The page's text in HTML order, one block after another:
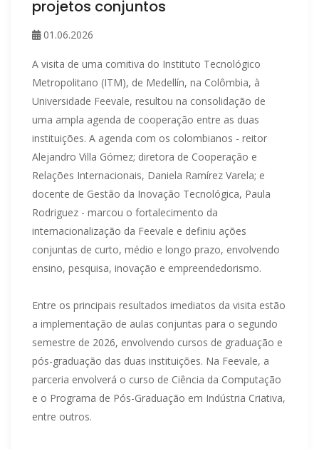
projetos conjuntos
01.06.2026
A visita de uma comitiva do Instituto Tecnológico
Metropolitano (ITM), de Medellín, na Colômbia, à
Universidade Feevale, resultou na consolidação de
uma ampla agenda de cooperação entre as duas
instituições. A agenda com os colombianos - reitor
Alejandro Villa Gómez; diretora de Cooperação e
Relações Internacionais, Daniela Ramírez Varela; e
docente de Gestão da Inovação Tecnológica, Paula
Rodriguez - marcou o fortalecimento da
internacionalização da Feevale e definiu ações
conjuntas de curto, médio e longo prazo, envolvendo
ensino, pesquisa, inovação e empreendedorismo.
Entre os principais resultados imediatos da visita estão
a implementação de aulas conjuntas para o segundo
semestre de 2026, envolvendo cursos de graduação e
pós-graduação das duas instituições. Na Feevale, a
parceria envolverá o curso de Ciência da Computação
e o Programa de Pós-Graduação em Indústria Criativa,
entre outros.